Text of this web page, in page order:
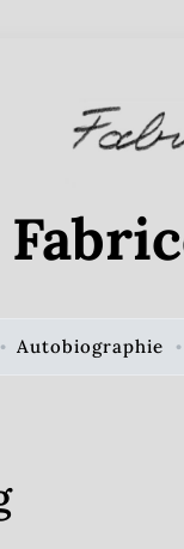
Autobiographie